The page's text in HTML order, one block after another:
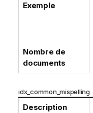
Exemple
Nombre de
documents
idx_common_mispelling
Description